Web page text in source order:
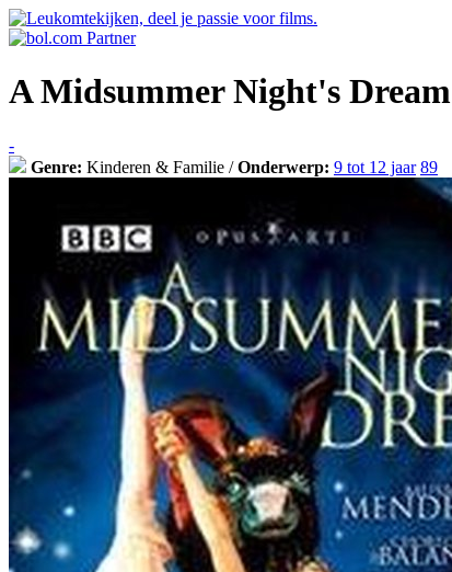
A Midsummer Night's Dream
-
Genre: Kinderen & Familie /Onderwerp: 9 tot 12 jaar 89